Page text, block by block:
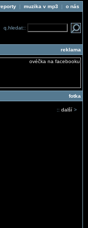
| muzika v mp3 | o nás
q.hledat::
reklama
fotka
:: další>